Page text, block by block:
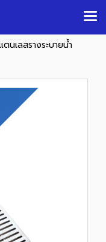
นเลสรางระบายน้ำ